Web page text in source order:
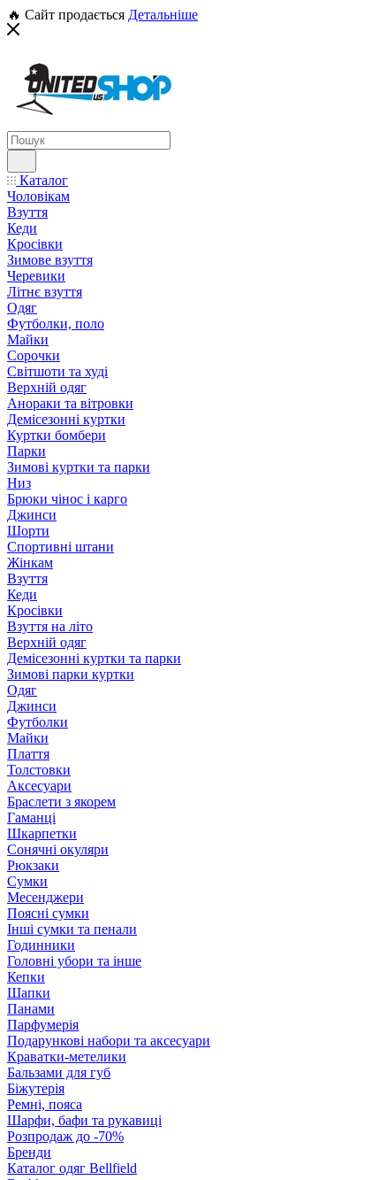
🔥 Сайт продається Детальніше
Каталог
Чоловікам
Взуття
Кеди
Кросівки
Зимове взуття
Черевики
Літнє взуття
Одяг
Футболки, поло
Майки
Сорочки
Світшоти та худі
Верхній одяг
Анораки та вітровки
Демісезонні куртки
Куртки бомбери
Парки
Зимові куртки та парки
Низ
Брюки чінос і карго
Джинси
Шорти
Спортивні штани
Жінкам
Взуття
Кеди
Кросівки
Взуття на літо
Верхній одяг
Демісезонні куртки та парки
Зимові парки куртки
Одяг
Джинси
Футболки
Майки
Плаття
Толстовки
Аксесуари
Браслети з якорем
Гаманці
Шкарпетки
Сонячні окуляри
Рюкзаки
Сумки
Месенджери
Поясні сумки
Інші сумки та пенали
Годинники
Головні убори та інше
Кепки
Шапки
Панами
Парфумерія
Подарункові набори та аксесуари
Краватки-метелики
Бальзами для губ
Біжутерія
Ремні, пояса
Шарфи, бафи та рукавиці
Розпродаж до -70%
Бренди
Каталог одяг Bellfield